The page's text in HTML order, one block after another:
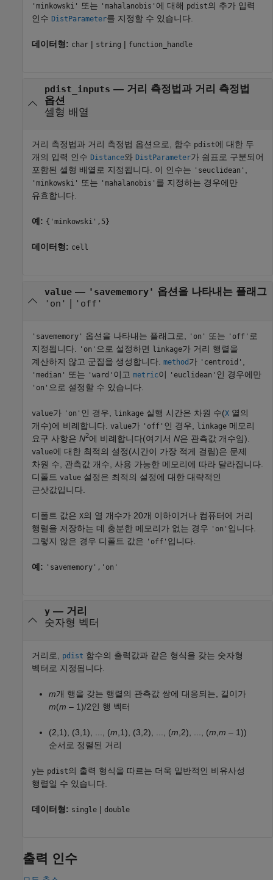
'minkowski' 또는 'mahalanobis' 에 대해 pdist의 추가 입력
인수 DistParameter를 지정할 수 있습니다.
데이터형: char | string | function_handle
pdist_inputs — 거리 측정법과 거리 측정법
옵션
셀형 배열
거리 측정법과 거리 측정법 옵션으로, 함수 pdist에 대한 두
개의 입력 인수 Distance와 DistParameter가 쉼표로 구분되어
포함된 셀형 배열로 지정됩니다. 이 인수는 'seuclidean' ,
'minkowski' 또는 'mahalanobis' 를 지정하는 경우에만
유효합니다.
예: {'minkowski',5}
데이터형: cell
value— 'savememory' 옵션을 나타내는 플래그
'on' 'off'
'savememory' 옵션을 나타내는 플래그로, 'on' 또는 'off' 로
지정됩니다.
'on' 으로 설정하면 linkage가 거리 행렬을
계산하지 않고 군집을 생성합니다. method 가 'centroid'
'median' 또는 'ward' 이고 metric이 'euclidean' 인 경우에만
'on' 으로 설정할 수 있습니다.
value가 'on' 인 경우, linkage 실행 시간은 차원 수(X 열의
개수)에 비례합니다. value가 'off' 인 경우, linkage 메모리
요구 사항은 N2에 비례합니다(여기서 N은 관측값 개수임).
value에 대한 최적의 설정(시간이 가장 적게 걸림)은 문제
차원 수, 관측값 개수, 사용 가능한 메모리에 따라 달라집니다.
디폴트 value 설정은 최적의 설정에 대한 대략적인
근삿값입니다.
디폴트 값은 X의 열 개수가 20개 이하이거나 컴퓨터에 거리
행렬을 저장하는 데 충분한 메모리가 없는 경우 'on' 입니다.
그렇지 않은 경우 디폴트 값은 'off' 입니다.
예: 'savememory','on'
y— 거리
숫자형 벡터
거리로, pdist 함수의 출력값과 같은 형식을 갖는 숫자형
벡터로 지정됩니다.
m개 행을 갖는 행렬의 관측값 쌍에 대응되는, 길이가
m(m – 1)/2인 행 벡터
(2,1), (3,1), ..., (m ,1), (3,2), ..., (m ,2), ..., (m m – 1))
순서로 정렬된 거리
y는 pdist의 출력 형식을 따르는 더욱 일반적인 비유사성
행렬일 수 있습니다.
데이터형: single | double
출력 인수